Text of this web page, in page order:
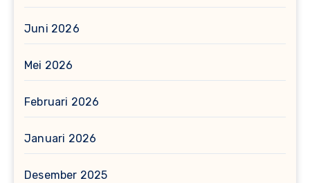
Juni 2026
Mei 2026
Februari 2026
Januari 2026
Desember 2025